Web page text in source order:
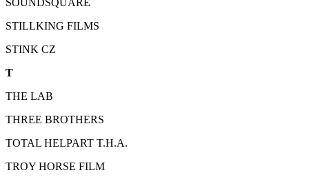
SOUNDSQUARE
STILLKING FILMS
STINK CZ
T
THE LAB
THREE BROTHERS
TOTAL HELPART T.H.A.
TROY HORSE FILM